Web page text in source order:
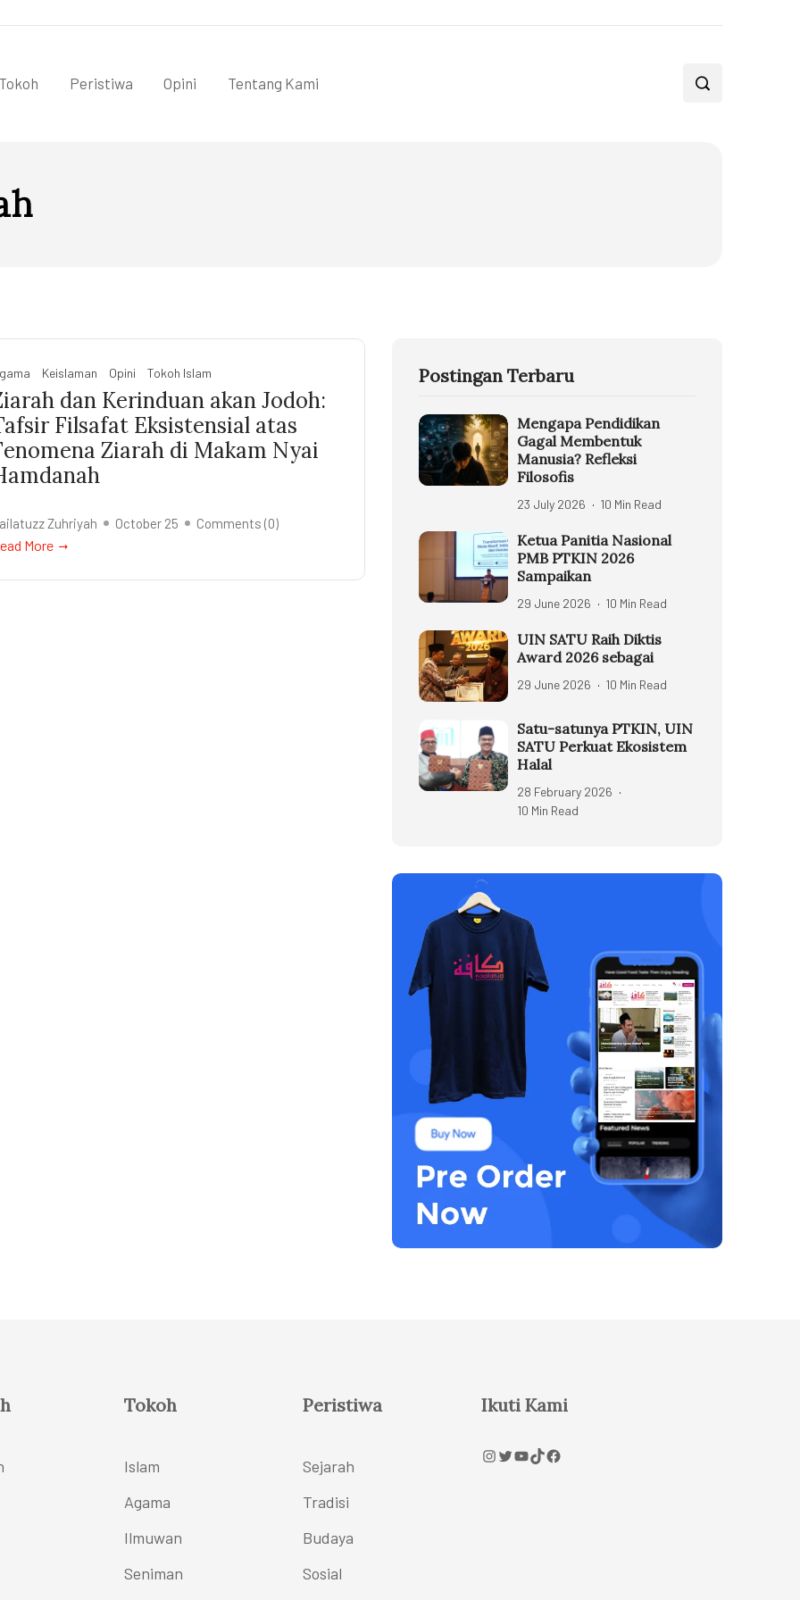
Peristiwa Opini Tentang Kami
Keislaman Opini Tokoh Islam
dan Kerinduan akan Jodoh:
Filsafat Eksistensial atas
Ziarah di Makam Nyai
Zuhriyah October 25 Comments (0)
More
Postingan Terbaru
Mengapa Pendidikan
Gagal Membentuk
Manusia? Refleksi
Filosofis
23 July 2026 10 Min Read
Ketua Panitia Nasional
PMB PTKIN 2026
Sampaikan
29 June 2026 10 Min Read
UIN SATU Raih Diktis
Award 2026 sebagai
29 June 2026 10 Min Read
Satu-satunya PTKIN, UIN
SATU Perkuat Ekosistem
Halal
28 February 2026
10 Min Read
Tokoh
Islam
Agama
Ilmuwan
Seniman
Peristiwa
Sejarah
Tradisi
Budaya
Sosial
Ikuti Kami